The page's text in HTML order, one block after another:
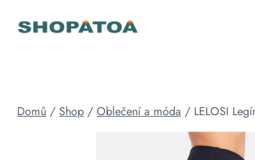
Domů / Shop / Oblečení a móda / LELOSI